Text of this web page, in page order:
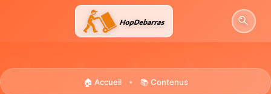
🏠 Accueil • 📚 Contenus